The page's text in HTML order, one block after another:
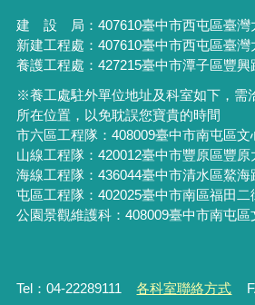
建 設 局： 407610臺中市西屯區臺灣
新建工程處：407610臺中市西屯區臺灣
養護工程處：427215臺中市潭子區豐興
※養工處駐外單位地址及科室如下，需
所在位置，以免耽誤您寶貴的時間
市六區工程隊：408009臺中市南屯區文
山線工程隊：420012臺中市豐原區豐
海線工程隊：436044臺中市清水區鰲海
屯區工程隊：402025臺中市南區福田二
公園景觀維護科：408009臺中市南屯
Tel：04-22289111 各科室聯絡方式